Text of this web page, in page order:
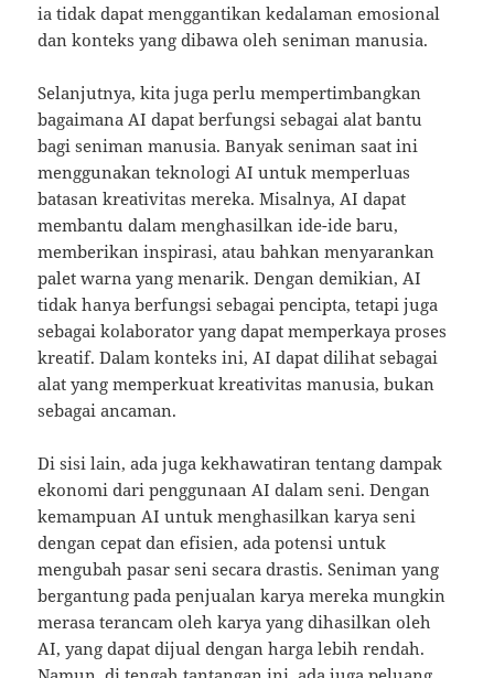
ia tidak dapat menggantikan kedalaman emosional
dan konteks yang dibawa oleh seniman manusia.
Selanjutnya, kita juga perlu mempertimbangkan
bagaimana AI dapat berfungsi sebagai alat bantu
bagi seniman manusia. Banyak seniman saat ini
menggunakan teknologi AI untuk memperluas
batasan kreativitas mereka. Misalnya, AI dapat
membantu dalam menghasilkan ide-ide baru,
memberikan inspirasi, atau bahkan menyarankan
palet warna yang menarik. Dengan demikian, AI
tidak hanya berfungsi sebagai pencipta, tetapi juga
sebagai kolaborator yang dapat memperkaya proses
kreatif. Dalam konteks ini, AI dapat dilihat sebagai
alat yang memperkuat kreativitas manusia, bukan
sebagai ancaman.
Di sisi lain, ada juga kekhawatiran tentang dampak
ekonomi dari penggunaan AI dalam seni. Dengan
kemampuan AI untuk menghasilkan karya seni
dengan cepat dan efisien, ada potensi untuk
mengubah pasar seni secara drastis. Seniman yang
bergantung pada penjualan karya mereka mungkin
merasa terancam oleh karya yang dihasilkan oleh
AI, yang dapat dijual dengan harga lebih rendah.